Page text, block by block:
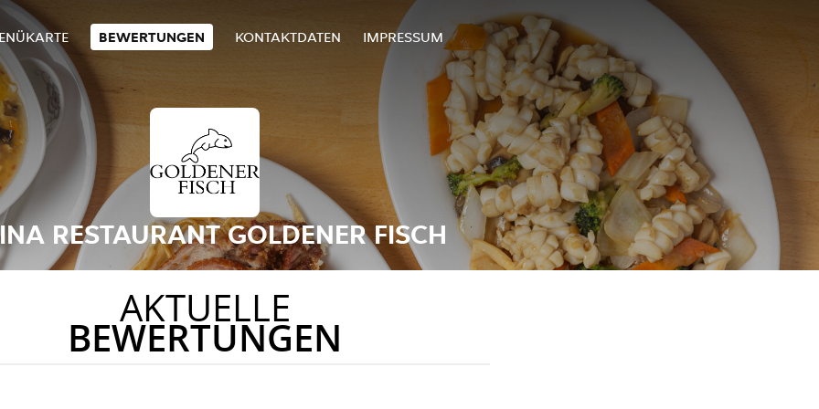
BEWERTUNGEN KONTAKTDATEN IMPRESSUM
RESTAURANT GOLDENER FISCH
AKTUELLE
BEWERTUNGEN